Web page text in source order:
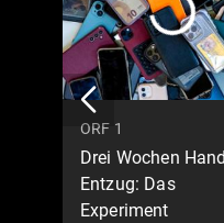
ORF 1
Drei Wochen
Entzug: Das
Experiment